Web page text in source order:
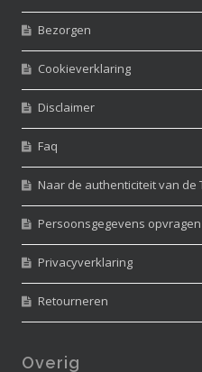
Bezorgen
Cookieverklaring
Disclaimer
Faq
Naar de authenticiteit van
Persoonsgegevens opvragen
Privacyverklaring
Retourneren
Overig